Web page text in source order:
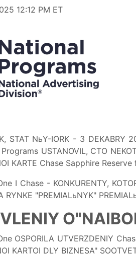
12:12 PM ET
STAT NьY-IORK - 3 DEKABRY
USTANOVIL, CTO
KARTE Chase Sapphire
I Chase - KONKURENTY,
RYNKE "PREMIALьNYK"
O"
OSPORILA UTVERZDENIY
KARTOI DLY BIZNESA"